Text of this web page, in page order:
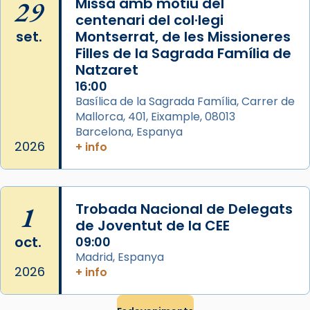
pontifici, amb orquestra i cor, i té una
duració aproximada de tres hores. Després,
processó (recuperada el 1972) al voltant
del temple amb les relíquies de les santes.
Des de 1985 hi participa també un grup de
diablesses amb música i ball propis. Festa
gran a Mataró.
«Si vols saber què és calor, ves per les
Santes a Mataró»🥵.
29
set.
2026
centenari del col·legi
Montserrat, de les Missioneres
Filles de la Sagrada Família de
Natzaret
16:00
Basílica de la Sagrada Família, Carrer de
Mallorca, 401, Eixample, 08013
Barcelona, Espanya
+ info
1
oct.
2026
Trobada Nacional de Delegats
de Joventut de la CEE
09:00
Madrid, Espanya
+ info